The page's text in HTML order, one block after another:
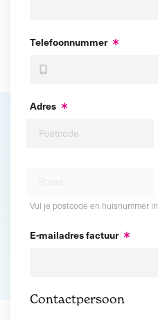
Telefoonnummer
Adres
Vul je postcode en huisnummer in
E-mailadres factuur
Contactpersoon